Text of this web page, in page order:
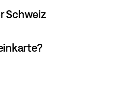
Schweiz